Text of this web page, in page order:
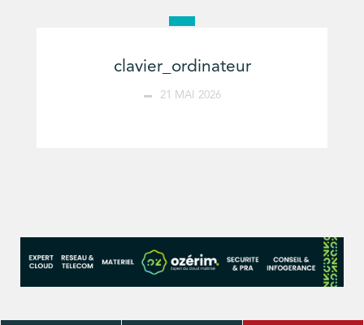
clavier_ordinateur
21 MAI 2026